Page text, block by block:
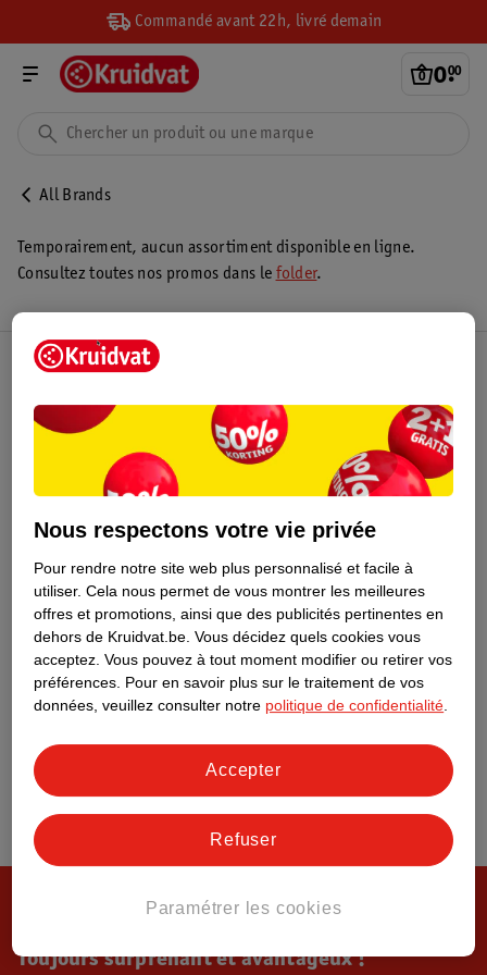
Commandé avant 22h, livré demain
0.
00
All Brands
Temporairement, aucun assortiment disponible en ligne.
Consultez toutes nos promos dans le folder.
Toujours surprenant et avantageux !
Nous respectons votre vie privée
Pour rendre notre site web plus personnalisé et facile à
utiliser. Cela nous permet de vous montrer les meilleures
offres et promotions, ainsi que des publicités pertinentes en
dehors de Kruidvat.be. Vous décidez quels cookies vous
acceptez. Vous pouvez à tout moment modifier ou retirer vos
préférences. Pour en savoir plus sur le traitement de vos
données, veuillez consulter notre politique de confidentialité
Paramétrer les cookies
Refuser
Accepter